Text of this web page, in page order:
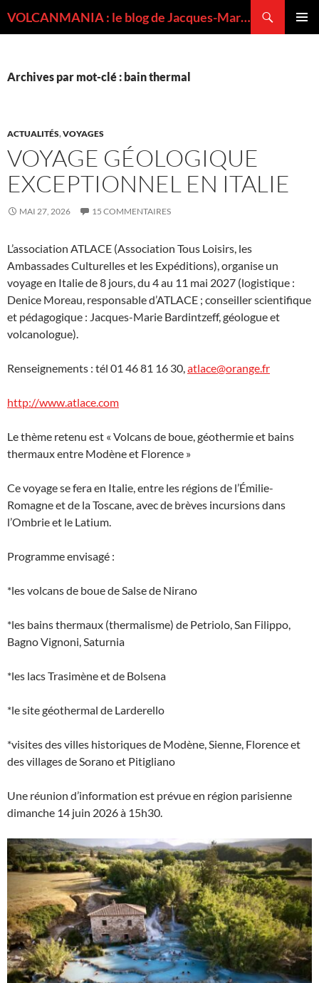
VOLCANMANIA : le blog de Jacques-Marie BARDINTZEFF, volcanologue
Archives par mot-clé : bain thermal
ACTUALITÉS,VOYAGES
VOYAGE GÉOLOGIQUE
EXCEPTIONNEL EN ITALIE
MAI 27, 2026 15 COMMENTAIRES
L’association ATLACE (Association Tous Loisirs, les
Ambassades Culturelles et les Expéditions), organise un
voyage en Italie de 8 jours, du 4 au 11 mai 2027 (logistique :
Denice Moreau, responsable d’ATLACE ; conseiller scientifique
et pédagogique : Jacques-Marie Bardintzeff, géologue et
volcanologue).
Renseignements : tél 01 46 81 16 30,atlace@orange.fr
http://www.atlace.com
Le thème retenu est « Volcans de boue, géothermie et bains
thermaux entre Modène et Florence »
Ce voyage se fera en Italie, entre les régions de l’Émilie-
Romagne et de la Toscane, avec de brèves incursions dans
l’Ombrie et le Latium.
Programme envisagé :
*les volcans de boue de Salse de Nirano
*les bains thermaux (thermalisme) de Petriolo, San Filippo,
Bagno Vignoni, Saturnia
*les lacs Trasimène et de Bolsena
*le site géothermal de Larderello
*visites des villes historiques de Modène, Sienne, Florence et
des villages de Sorano et Pitigliano
Une réunion d’information est prévue en région parisienne
dimanche 14 juin 2026 à 15h30.